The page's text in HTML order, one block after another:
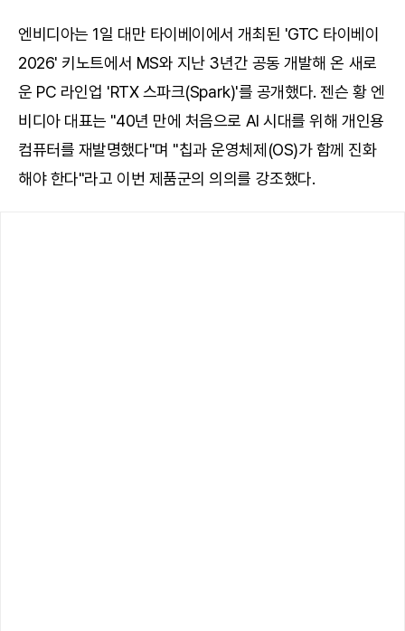
엔비디아는 1일 대만 타이베이에서 개최된 'GTC 타이베이
2026' 키노트에서 MS와 지난 3년간 공동 개발해 온 새로
운 PC 라인업 'RTX 스파크(Spark)'를 공개했다. 젠슨 황 엔
비디아 대표는 "40년 만에 처음으로 AI 시대를 위해 개인용
컴퓨터를 재발명했다"며 "칩과 운영체제(OS)가 함께 진화
해야 한다"라고 이번 제품군의 의의를 강조했다.